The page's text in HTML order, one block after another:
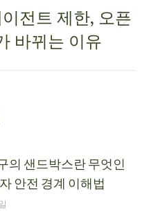
전트 제한, 오픈
바뀌는 이유
의 샌드박스란 무엇인
안전 경계 이해법